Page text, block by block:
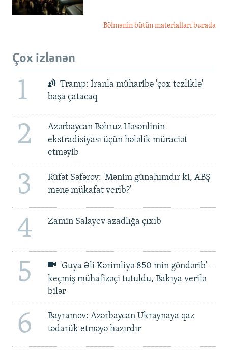
Bölmənin bütün materialları burada
Çox izlənən
1
Tramp: İranla müharibə 'çox tezliklə'
başa çatacaq
2
Azərbaycan Bəhruz Həsənlinin
ekstradisiyası üçün hələlik müraciət
etməyib
3
Rüfət Səfərov: 'Mənim günahımdır ki, ABŞ
mənə mükafat verib?'
4 Zamin Salayev azadlığa çıxıb
5
'Guya Əli Kərimliyə 850 min göndərib' –
keçmiş mühafizəçi tutuldu, Bakıya verilə
bilər
6
Bayramov: Azərbaycan Ukraynaya qaz
tədarük etməyə hazırdır